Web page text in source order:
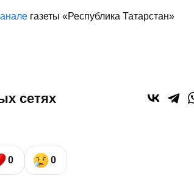
газеты «Республика Татарстан»
сетях
0 0